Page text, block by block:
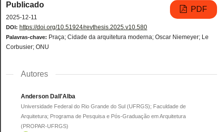
Publicado
2025-12-11
PDF
DOI: https://doi.org/10.51924/revthesis.2025.v10.580
Palavras-chave: Praça; Cidade da arquitetura moderna; Oscar Niemeyer; Le
Corbusier; ONU
Autores
Anderson Dall'Alba
Universidade Federal do Rio Grande do Sul (UFRGS); Faculdade de
Arquitetura; Programa de Pesquisa e Pós-Graduação em Arquitetura
(PROPAR-UFRGS)